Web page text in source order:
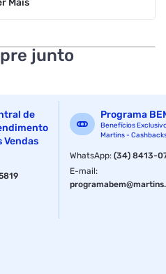
mm com trava
junto
de
Vendas
Programa
Benefícios
Martins -
WhatsApp:(34) 8413-
E-mail: